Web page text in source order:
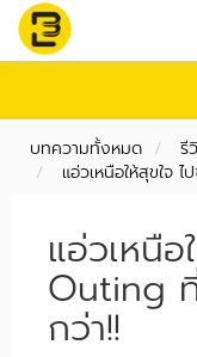
บทความทั้งหมด
รี
แอ่วเหนือให้สุขใจ
แอ่วเหนือ
Outing
กว่า!!